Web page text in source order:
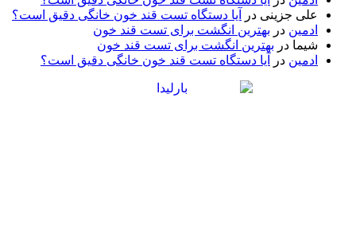
علی جزینی در
آیا دستگاه تست قند خون خانگی دقیق است؟
ادمین در بهترین انگشت برای تست قند خون
شیما در بهترین انگشت برای تست قند خون
ادمین در آیا دستگاه تست قند خون خانگی دقیق است؟